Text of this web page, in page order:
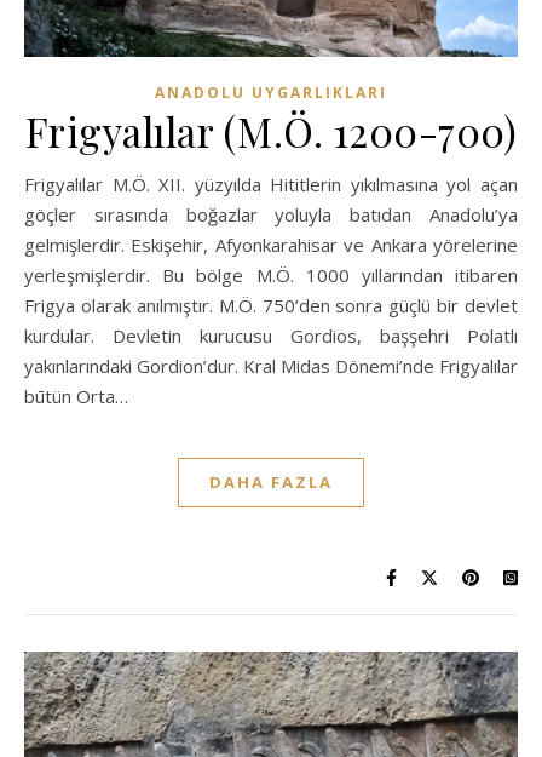
ANADOLU UYGARLIKLARI
Frigyalılar (M.Ö. 1200-700)
Frigyalılar M.Ö. XII. yüzyılda Hititlerin yıkılmasına yol açan
göçler sırasında boğazlar yoluyla batıdan Anadolu’ya
gelmişlerdir. Eskişehir, Afyonkarahisar ve Ankara yörelerine
yerleşmişlerdir. Bu bölge M.Ö. 1000 yıllarından itibaren
Frigya olarak anılmıştır. M.Ö. 750’den sonra güçlü bir devlet
kurdular. Devletin kurucusu Gordios, başşehri Polatlı
yakınlarındaki Gordion’dur. Kral Midas Dönemi’nde Frigyalılar
būtün Orta…
DAHA FAZLA